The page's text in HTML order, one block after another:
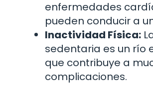
enfermedades
pueden conducir a
Inactividad Física:
sedentaria es un río
que contribuye a
complicaciones.